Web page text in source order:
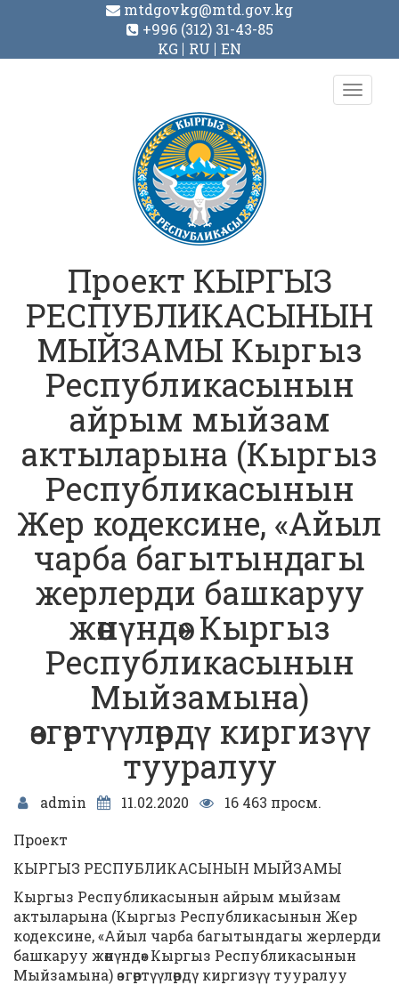
mtdgovkg@mtd.gov.kg
+996 (312) 31-43-85
KG
RU EN
Toggle
Проект КЫРГЫЗ
РЕСПУБЛИКАСЫНЫН
МЫЙЗАМЫ Кыргыз
Республикасынын
айрым мыйзам
актыларына (Кыргыз
Республикасынын
Жер кодексине, «Айыл
чарба багытындагы
жерлерди башкаруу
жөнүндө» Кыргыз
Республикасынын
Мыйзамына)
өзгөртүүлөрдү киргизүү
тууралуу
admin 11.02.2020
16 463 просм.
Проект
КЫРГЫЗ РЕСПУБЛИКАСЫНЫН МЫЙЗАМЫ
Кыргыз Республикасынын айрым мыйзам
актыларына (Кыргыз Республикасынын Жер
кодексине, «Айыл чарба багытындагы жерлерди
башкаруу жөнүндө» Кыргыз Республикасынын
Мыйзамына) өзгөртүүлөрдү киргизүү тууралуу